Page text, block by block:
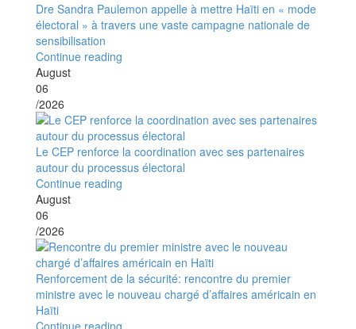
Dre Sandra Paulemon appelle à mettre Haïti en « mode
électoral » à travers une vaste campagne nationale de
sensibilisation
Continue reading
August
06
/2026
Le CEP renforce la coordination avec ses partenaires
autour du processus électoral
Continue reading
August
06
/2026
Renforcement de la sécurité: rencontre du premier
ministre avec le nouveau chargé d’affaires américain en
Haïti